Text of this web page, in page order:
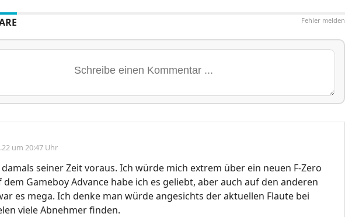
Fehler melden
um 20:47 Uhr
damals seiner Zeit voraus. Ich würde mich extrem über ein neuen F-Zero
Gameboy Advance habe ich es geliebt, aber auch auf den anderen
es mega. Ich denke man würde angesichts der aktuellen Flaute bei
viele Abnehmer finden.